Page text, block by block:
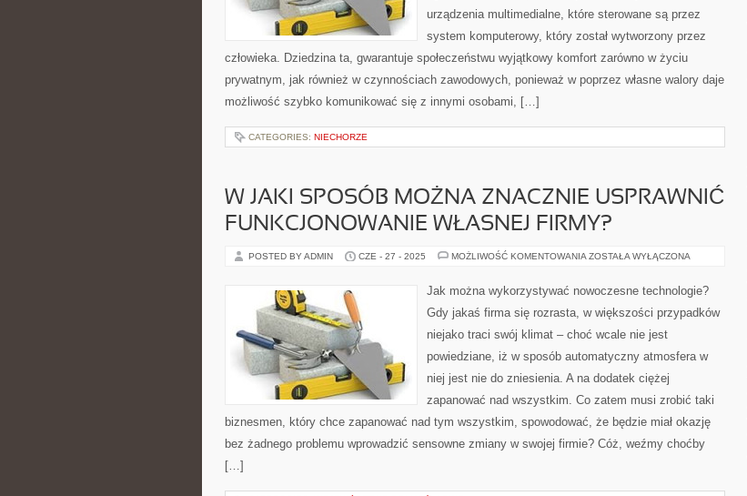
urządzenia multimedialne, które sterowane są przez
system komputerowy, który został wytworzony przez
człowieka. Dziedzina ta, gwarantuje społeczeństwu wyjątkowy komfort zarówno w życiu
prywatnym, jak również w czynnościach zawodowych, ponieważ w poprzez własne walory daje
możliwość szybko komunikować się z innymi osobami, […]
CATEGORIES: NIECHORZE
W JAKI SPOSÓB MOŻNA ZNACZNIE USPRAWNIĆ
FUNKCJONOWANIE WŁASNEJ FIRMY?
POSTED BY ADMIN CZE - 27 - 2025 MOŻLIWOŚĆ KOMENTOWANIA W
ZNACZNIE
FUNKCJONOWANIE
FIRMY?
ZOSTAŁA WYŁĄCZONA
Jak można wykorzystywać nowoczesne technologie?
Gdy jakaś firma się rozrasta, w większości przypadków
niejako traci swój klimat – choć wcale nie jest
powiedziane, iż w sposób automatyczny atmosfera w
niej jest nie do zniesienia. A na dodatek ciężej
zapanować nad wszystkim. Co zatem musi zrobić taki
biznesmen, który chce zapanować nad tym wszystkim, spowodować, że będzie miał okazję
bez żadnego problemu wprowadzić sensowne zmiany w swojej firmie? Cóż, weźmy choćby
[…]